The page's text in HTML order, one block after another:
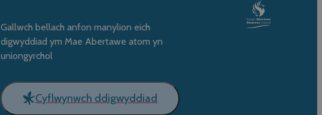
Gallwch bellach anfon manylion eich
digwyddiad ym Mae Abertawe atom yn
uniongyrchol
Cyflwynwch ddigwyddiad